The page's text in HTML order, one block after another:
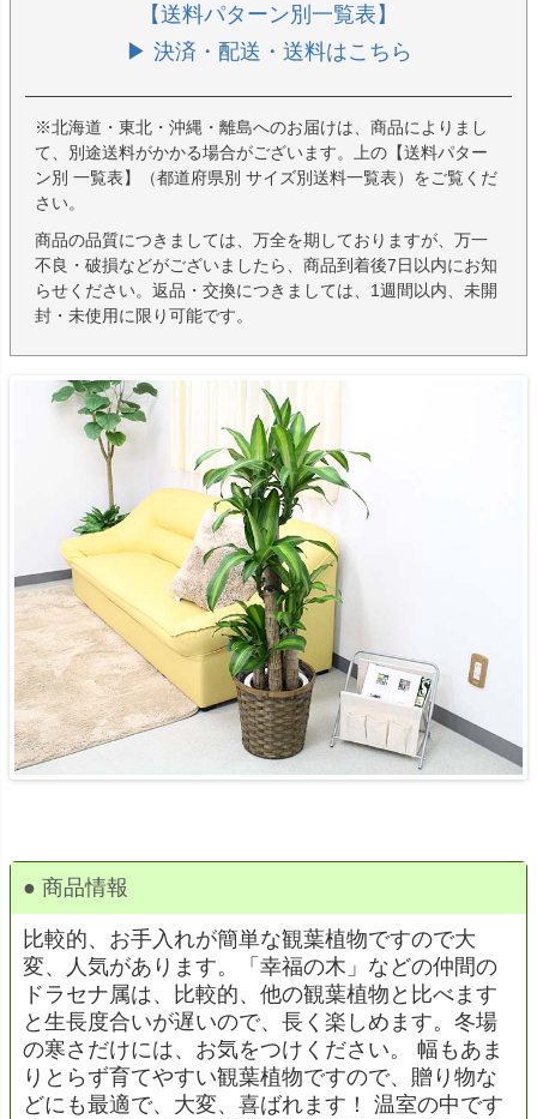
【送料パターン別一覧表】
▶ 決済・配送・送料はこちら
※北海道・東北・沖縄・離島へのお届けは、商品によりまし
て、別途送料がかかる場合がございます。上の【送料パター
ン別 一覧表】（都道府県別 サイズ別送料一覧表）をご覧くだ
さい。
商品の品質につきましては、万全を期しておりますが、万一
不良・破損などがございましたら、商品到着後7日以内にお知
らせください。返品・交換につきましては、1週間以内、未開
封・未使用に限り可能です。
● 商品情報
比較的、お手入れが簡単な観葉植物ですので大
変、人気があります。「幸福の木」などの仲間の
ドラセナ属は、比較的、他の観葉植物と比べます
と生長度合いが遅いので、長く楽しめます。冬場
の寒さだけには、お気をつけください。 幅もあま
りとらず育てやすい観葉植物ですので、贈り物な
どにも最適で、大変、喜ばれます！ 温室の中です